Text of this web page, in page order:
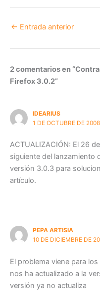
e
dI
n
e
b
o
o
er
A
p
← Entrada anterior
2 comentarios en
Firefox 3.0.2”
IDEARIUS
1 DE OCTUBRE DE
ACTUALIZACIÓN: El 26
siguiente del lanzamiento
versión 3.0.3 para
artículo.
PEPA ARTISIA
10 DE DICIEMBRE DE
El problema viene para
nos ha actualizado a la
versión ya no actualiza